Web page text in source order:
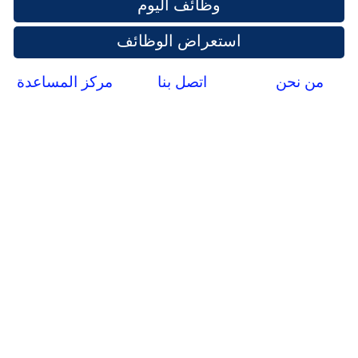
وظائف اليوم
استعراض الوظائف
من نحن اتصل بنا مركز المساعدة